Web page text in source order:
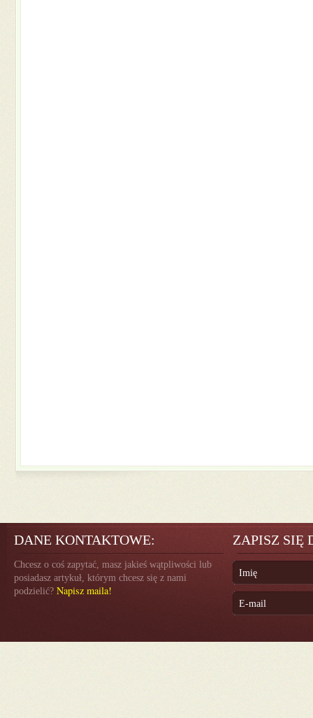
DANE KONTAKTOWE:
Chcesz o coś zapytać, masz jakieś wątpliwości lub
posiadasz artykuł, którym chcesz się z nami
podzielić? Napisz maila!
ZAPISZ SIĘ